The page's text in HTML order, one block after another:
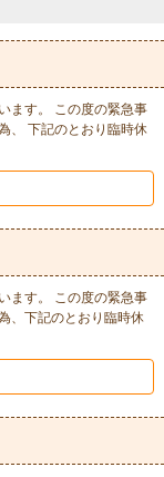
ます。 この度の緊急事
、 下記のとおり臨時休
ます。 この度の緊急事
、下記のとおり臨時休